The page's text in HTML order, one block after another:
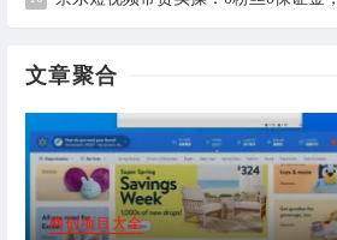
文章聚合
网创项目大全